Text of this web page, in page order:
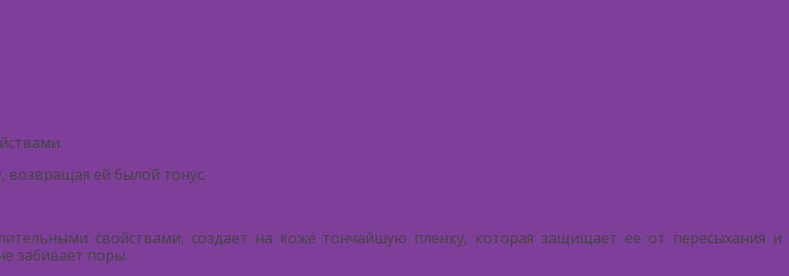
возвращая ей былой тонус.
свойствами, создает на коже тончайшую пленку, которая защищает ее от пересыхания и
забивает поры.